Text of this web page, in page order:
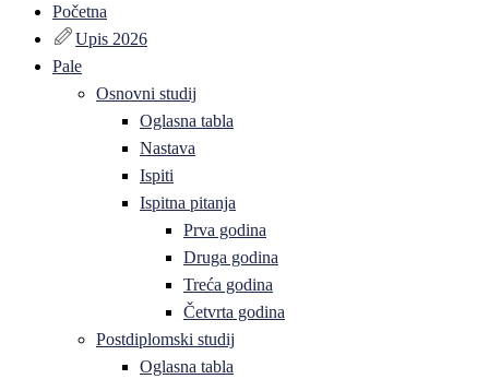
Početna
Upis 2026
Pale
Osnovni studij
Oglasna tabla
Nastava
Ispiti
Ispitna pitanja
Prva godina
Druga godina
Treća godina
Četvrta godina
Postdiplomski studij
Oglasna tabla